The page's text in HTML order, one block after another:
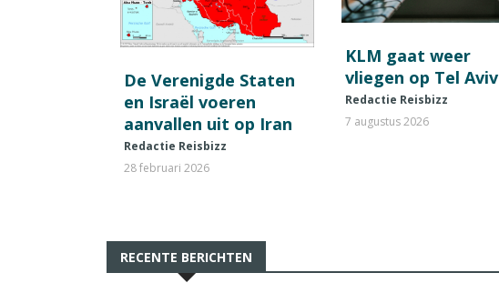
De Verenigde Staten
en Israël voeren
aanvallen uit op Iran
Redactie Reisbizz
28 februari 2026
KLM gaat weer
vliegen op Tel Aviv
Redactie Reisbizz
7 augustus 2026
RECENTE BERICHTEN